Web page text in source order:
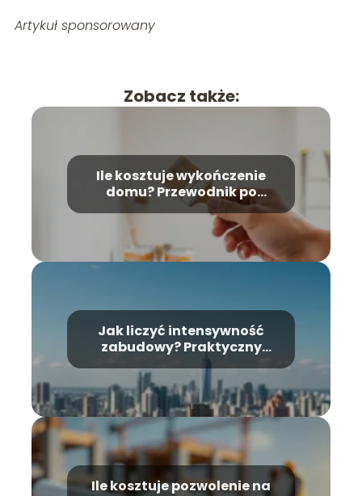
Artykuł sponsorowany
Zobacz także:
Ile kosztuje wykończenie
domu? Przewodnik po
kosztach i materiałach
Jak liczyć intensywność
zabudowy? Praktyczny
przewodnik
Ile kosztuje pozwolenie na